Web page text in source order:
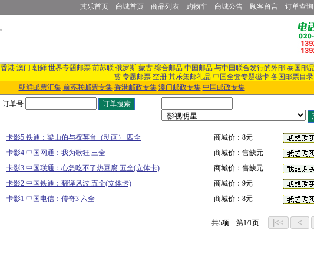
其乐首页 商城首页 商品列表 购物车 商城公告 顾客留言 订单查询
香港 澳门 朝鲜 世界专题邮票 前苏联 俄罗斯 蒙古 综合邮品 中国邮品 与中国联合发行的外邮 泰国邮品
赏 专题邮票 空册 其乐集邮礼品 中国全套专题磁卡 各国邮票目录
朝鲜邮票汇集 前苏联邮票专集 香港邮政专集 澳门邮政专集 中国邮政专集
订单号
卡影5 铁通：梁山伯与祝英台（动画） 四全
商城价：8元
卡影4 中国网通：我为歌狂 三全
商城价：售缺元
卡影3 中国联通：心急吃不了热豆腐 五全(立体卡)
商城价：售缺元
卡影2 中国铁通：翻译风波 五全(立体卡)
商城价：9元
卡影1 中国电信：传奇3 六全
商城价：8元
共5项 第1/1页